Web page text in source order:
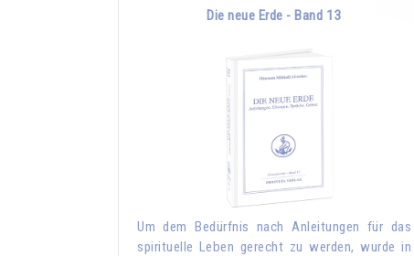
Die neue Erde - Band 13
Um dem Bedürfnis nach Anleitungen für das
spirituelle Leben gerecht zu werden, wurde in